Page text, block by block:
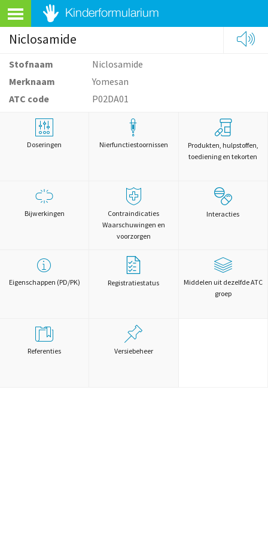
Niclosamide
Stofnaam
Niclosamide
Merknaam
Yomesan
ATC code
P02DA01
Doseringen Nierfunctiestoornissen
Produkten, hulpstoffen,
toediening en tekorten
Bijwerkingen
Contraindicaties
Waarschuwingen en
voorzorgen
Interacties
Eigenschappen (PD/PK) Registratiestatus
Middelen uit dezelfde ATC
groep
Referenties Versiebeheer